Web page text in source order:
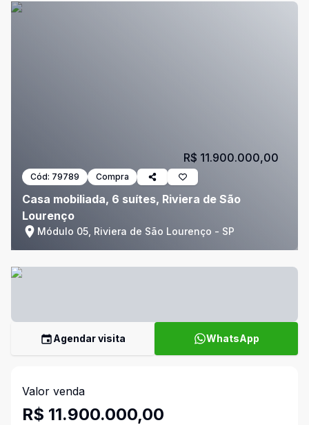
Cód: 79789 Compra
Casa mobiliada, 6 suítes, Riviera de São
Lourenço
Módulo 05, Riviera de São Lourenço - SP
R$ 11.900.000,00
Agendar visita WhatsApp
Valor venda
R$ 11.900.000,00